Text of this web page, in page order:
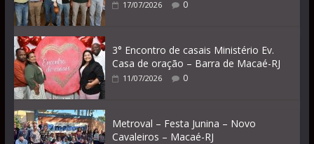
17/07/2026 0
3° Encontro de casais Ministério Ev.
Casa de oração – Barra de Macaé-RJ
11/07/2026 0
Metroval – Festa Junina – Novo
Cavaleiros – Macaé-RJ